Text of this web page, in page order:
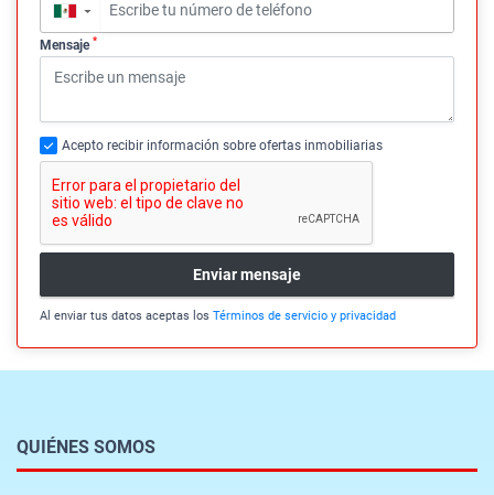
▼
Mensaje *
Acepto recibir información sobre ofertas inmobiliarias
Enviar mensaje
Al enviar tus datos aceptas los Términos de servicio y privacidad
QUIÉNES SOMOS